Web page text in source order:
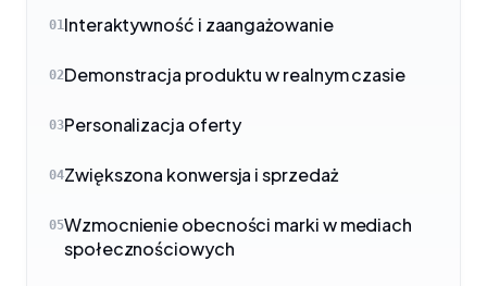
01Interaktywność i zaangażowanie
02Demonstracja produktu w realnym czasie
03Personalizacja oferty
04Zwiększona konwersja i sprzedaż
05Wzmocnienie obecności marki w mediach
społecznościowych